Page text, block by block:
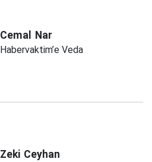
Cemal Nar
Habervaktim’e Veda
Zeki Ceyhan